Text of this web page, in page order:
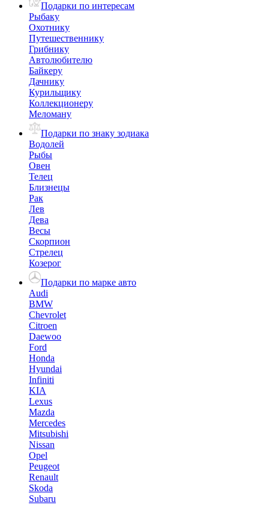
Подарки по интересам
Рыбаку
Охотнику
Путешественнику
Грибнику
Автолюбителю
Байкеру
Дачнику
Курильщику
Коллекционеру
Меломану
Подарки по знаку зодиака
Водолей
Рыбы
Овен
Телец
Близнецы
Рак
Лев
Дева
Весы
Скорпион
Стрелец
Козерог
Подарки по марке авто
Audi
BMW
Chevrolet
Citroen
Daewoo
Ford
Honda
Hyundai
Infiniti
KIA
Lexus
Mazda
Mercedes
Mitsubishi
Nissan
Opel
Peugeot
Renault
Skoda
Subaru